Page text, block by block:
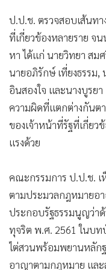
ป.ป.ช. ตรวจสอบเส้นทา
ที่เกี่ยวข้องหลายราย จ
หา ได้แก่ นายวิทยา สม
นายอภิรักษ์ เที่ยงธรรม
อินสองใจ และนางบูรย
ความผิดที่แตกต่างกันต
ของเจ้าหน้าที่รัฐที่เกี่ยว
แรงด้วย
คณะกรรมการ ป.ป.ช. เ
ตามประมวลกฎหมายอ
ประกอบรัฐธรรมนูญว่า
ทุจริต พ.ศ. 2561 ในบท
ไต่สวนพร้อมพยานหลัก
อาญาตามกฎหมาย และ